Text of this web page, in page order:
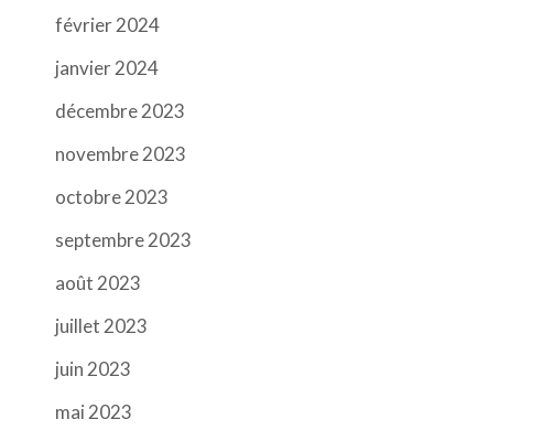
février 2024
janvier 2024
décembre 2023
novembre 2023
octobre 2023
septembre 2023
août 2023
juillet 2023
juin 2023
mai 2023